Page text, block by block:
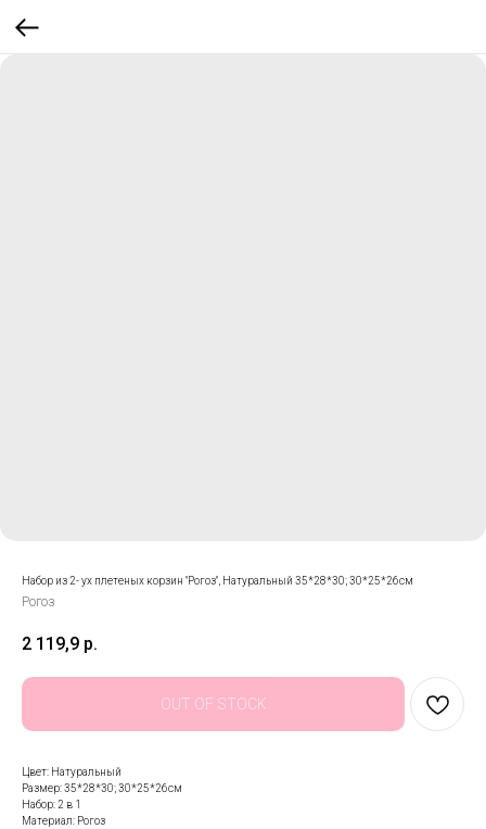
Набор из 2- ух плетеных корзин "Рогоз", Натуральный 35*28*30; 30*25*26см
Рогоз
2 119,9 р.
OUT OF STOCK
Цвет: Натуральный
Размер: 35*28*30; 30*25*26см
Набор: 2 в 1
Материал: Рогоз